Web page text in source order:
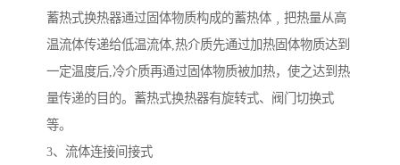
蓄热式换热器通过固体物质构成的蓄热体﹐把热量从高
温流体传递给低温流体,热介质先通过加热固体物质达到
一定温度后,冷介质再通过固体物质被加热，使之达到热
量传递的目的。蓄热式换热器有旋转式、阀门切换式
等。
3、流体连接间接式